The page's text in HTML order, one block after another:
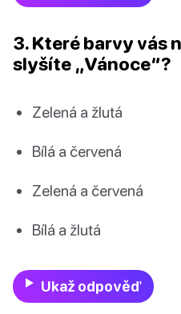
3. Které barvy vás
slyšíte „Vánoce“?
Zelená a žlutá
Bílá a červená
Zelená a červená
Bílá a žlutá
Ukaž odpověď